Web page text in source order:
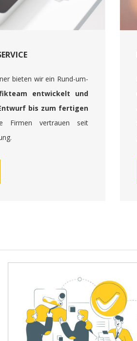
bieten wir ein Rund-um-
entwickelt und
bis zum fertigen
Firmen vertrauen seit